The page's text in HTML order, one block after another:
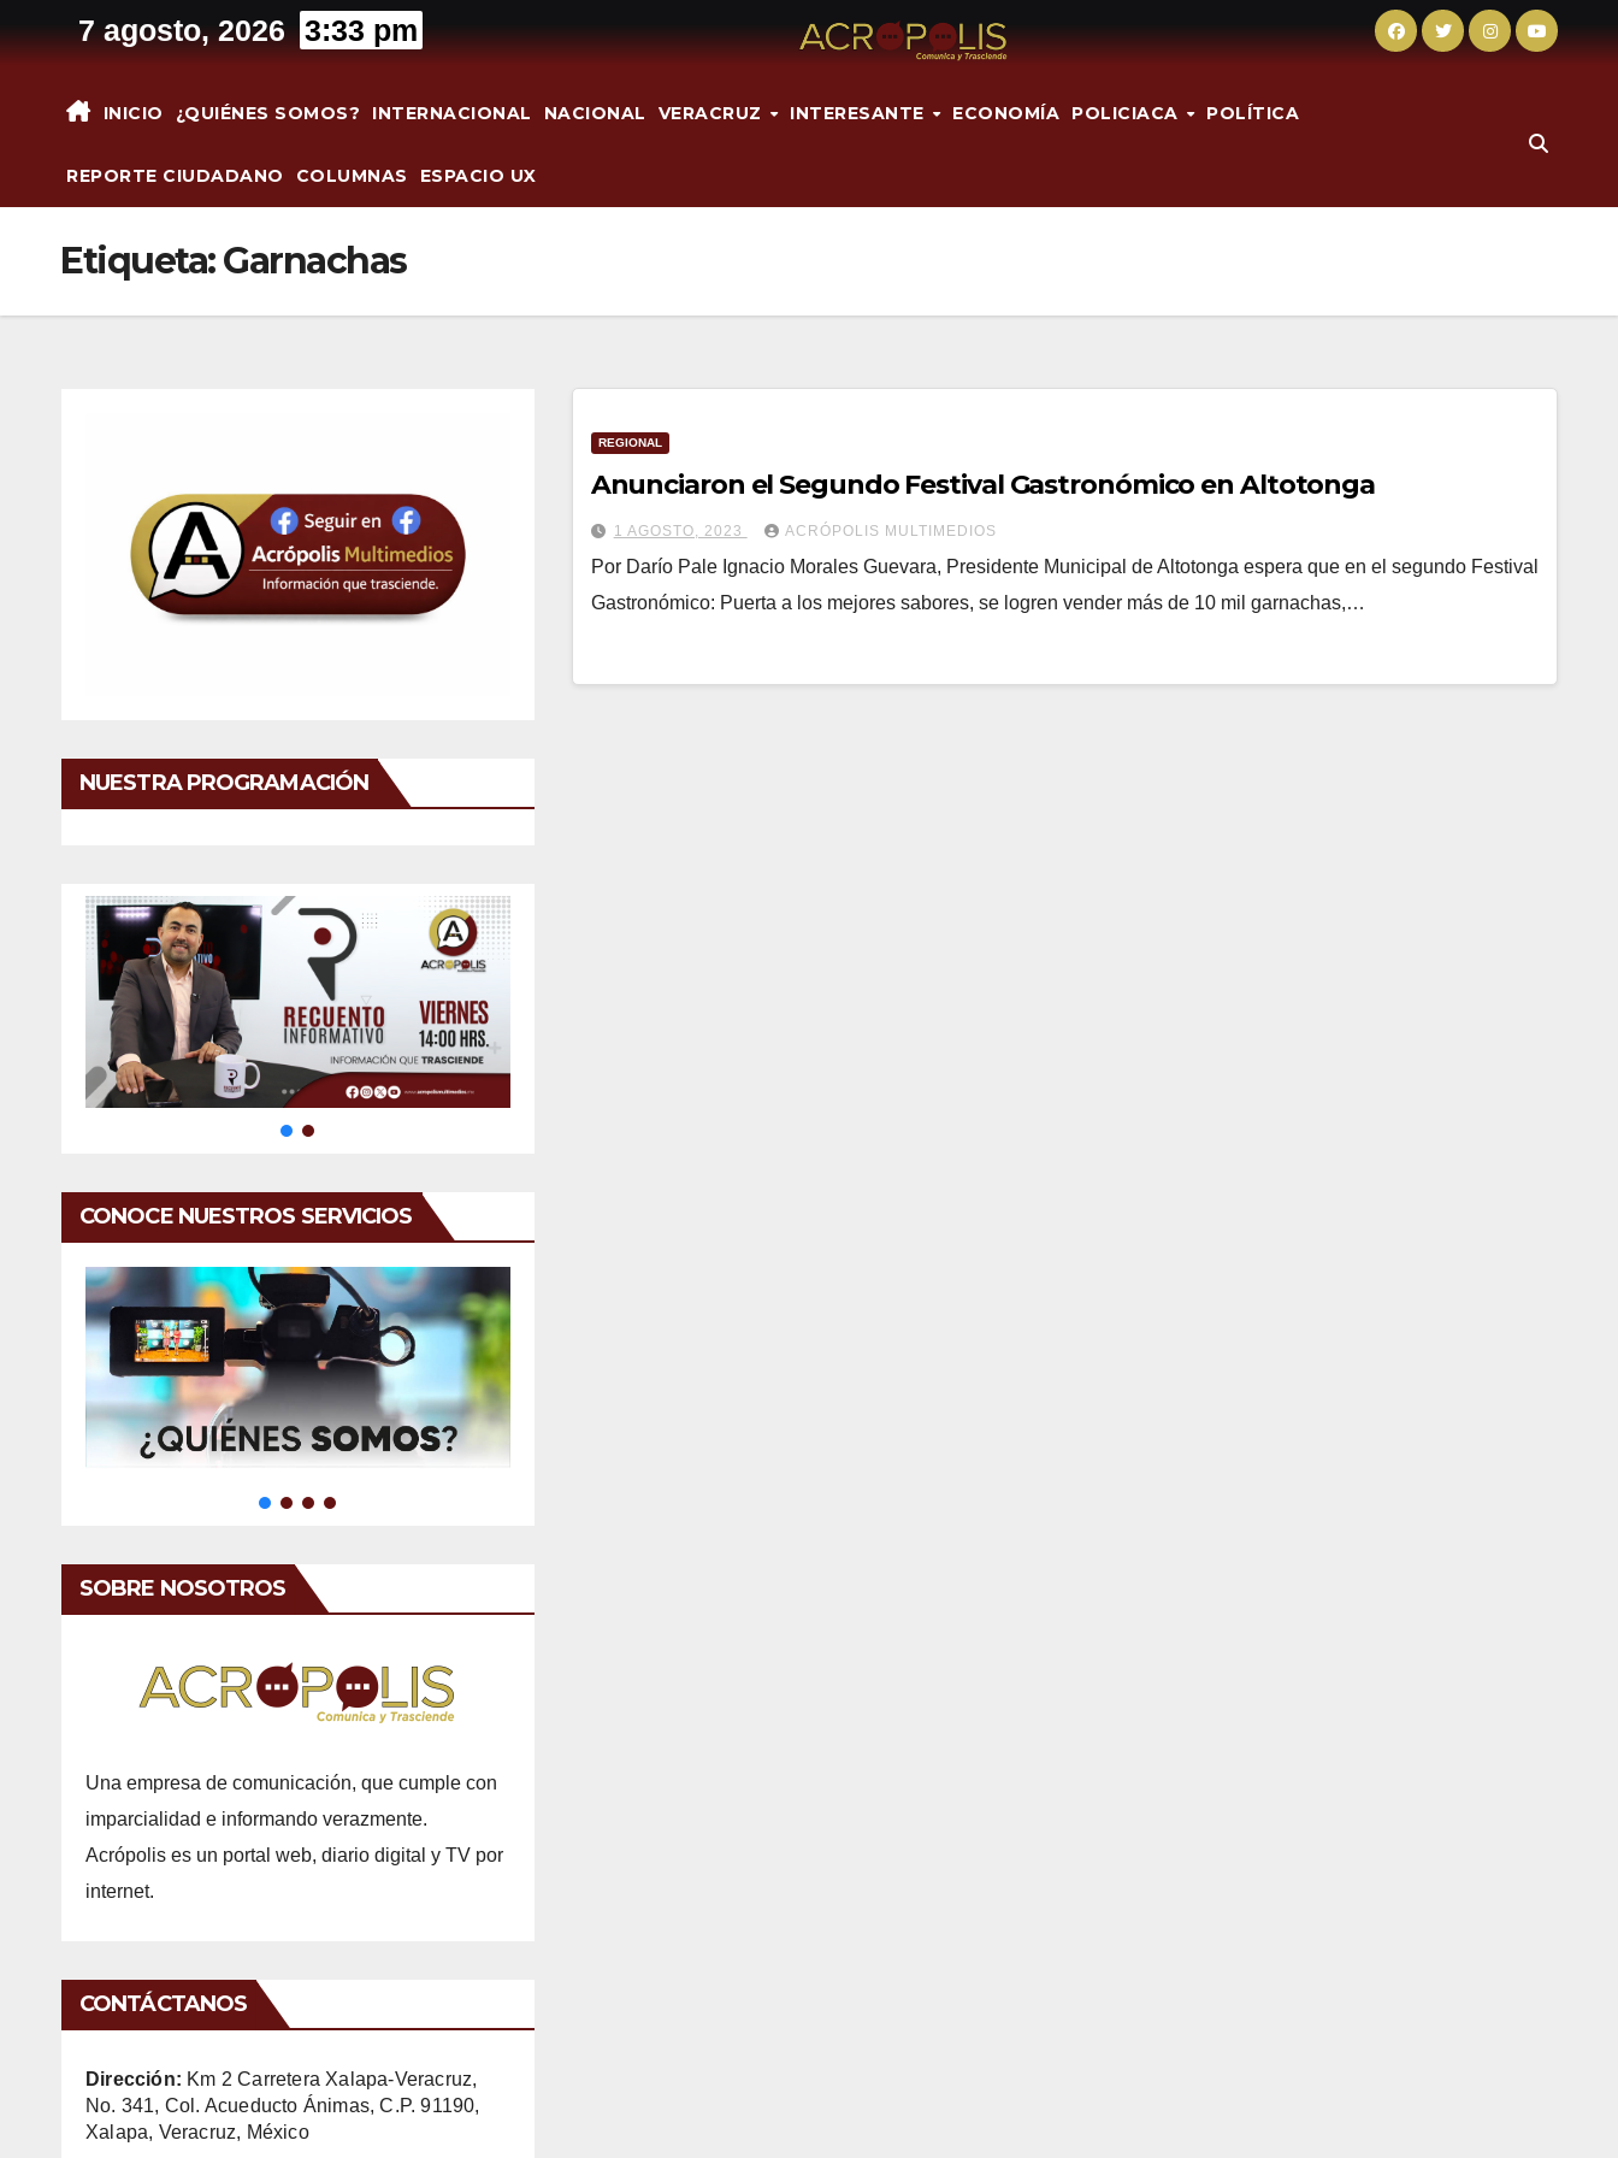
al
7 agosto, 2026 3:33 pm
INICIO ¿QUIÉNES SOMOS? INTERNACIONAL NACIONAL VERACRUZ INTERESANTE ECONOMÍA POLICIACA POLÍTICA
REPORTE CIUDADANO COLUMNAS ESPACIO UX
Etiqueta:Garnachas
NUESTRA PROGRAMACIÓN
CONOCE NUESTROS SERVICIOS
SOBRE NOSOTROS
Una empresa de comunicación, que cumple con
imparcialidad e informando verazmente.
Acrópolis es un portal web, diario digital y TV por
internet.
CONTÁCTANOS
Dirección: Km 2 Carretera Xalapa-Veracruz,
No. 341, Col. Acueducto Ánimas, C.P. 91190,
Xalapa, Veracruz, México
REGIONAL
Anunciaron el Segundo Festival Gastronómico en Altotonga
1 AGOSTO, 2023 ACRÓPOLIS MULTIMEDIOS
Por Darío Pale Ignacio Morales Guevara, Presidente Municipal de Altotonga espera que en el segundo Festival
Gastronómico: Puerta a los mejores sabores, se logren vender más de 10 mil garnachas,…